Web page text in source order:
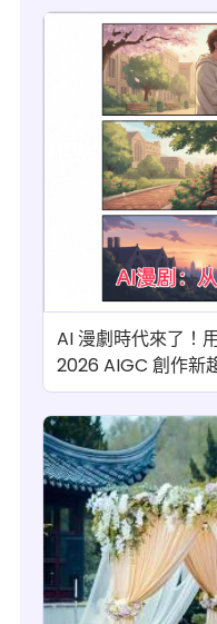
AI 漫劇時代來了！
2026 AIGC 創作新